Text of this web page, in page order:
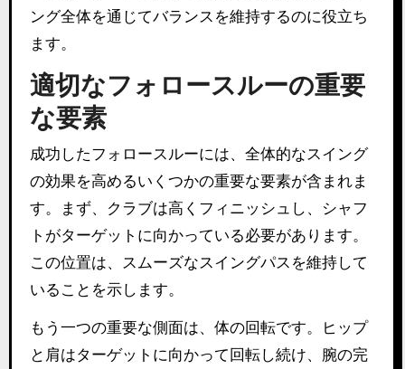
ング全体を通じてバランスを維持するのに役立ち
ます。
適切なフォロースルーの重要
な要素
成功したフォロースルーには、全体的なスイング
の効果を高めるいくつかの重要な要素が含まれま
す。まず、クラブは高くフィニッシュし、シャフ
トがターゲットに向かっている必要があります。
この位置は、スムーズなスイングパスを維持して
いることを示します。
もう一つの重要な側面は、体の回転です。ヒップ
と肩はターゲットに向かって回転し続け、腕の完